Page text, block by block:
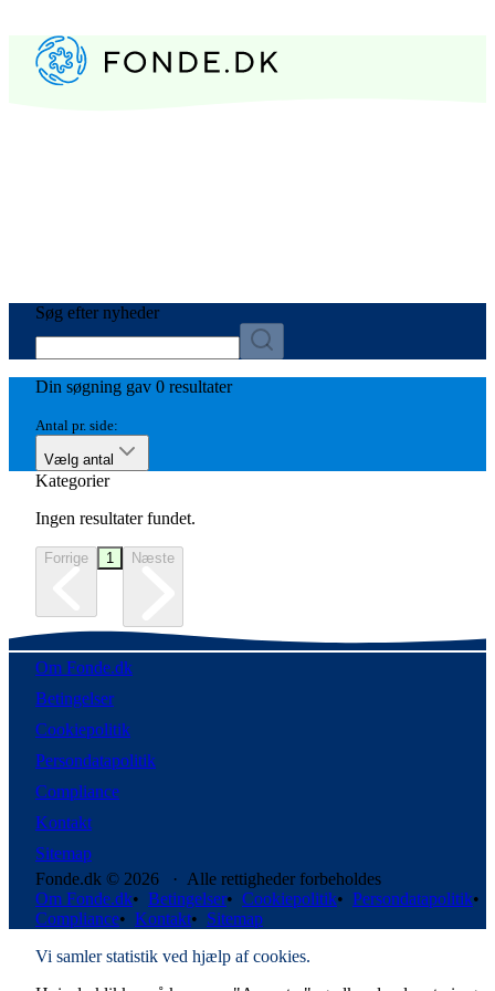
Søg efter nyheder
Din søgning gav 0 resultater
Antal pr. side:
Vælg antal
Kategorier
Ingen resultater fundet.
Forrige 1 Næste
Om Fonde.dk
Betingelser
Cookiepolitik
Persondatapolitik
Compliance
Kontakt
Sitemap
Fonde.dk © 2026 · Alle rettigheder forbeholdes
Om Fonde.dk• Betingelser• Cookiepolitik• Persondatapolitik•
Compliance• Kontakt• Sitemap
Vi samler statistik ved hjælp af cookies.